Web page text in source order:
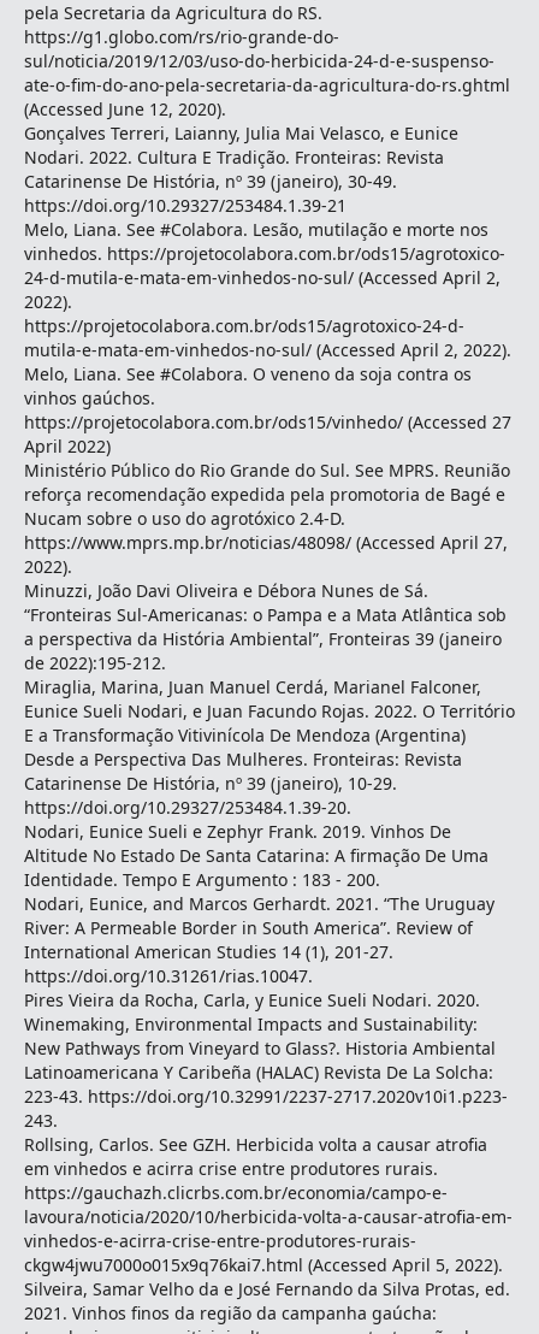
pela Secretaria da Agricultura do RS.
https://g1.globo.com/rs/rio-grande-do-
sul/noticia/2019/12/03/uso-do-herbicida-24-d-e-suspenso-
ate-o-fim-do-ano-pela-secretaria-da-agricultura-do-rs.ghtml
(Accessed June 12, 2020).
Gonçalves Terreri, Laianny, Julia Mai Velasco, e Eunice
Nodari. 2022. Cultura E Tradição. Fronteiras: Revista
Catarinense De História, nº 39 (janeiro), 30-49.
https://doi.org/10.29327/253484.1.39-21
Melo, Liana. See #Colabora. Lesão, mutilação e morte nos
vinhedos. https://projetocolabora.com.br/ods15/agrotoxico-
24-d-mutila-e-mata-em-vinhedos-no-sul/ (Accessed April 2,
2022).
https://projetocolabora.com.br/ods15/agrotoxico-24-d-
mutila-e-mata-em-vinhedos-no-sul/ (Accessed April 2, 2022).
Melo, Liana. See #Colabora. O veneno da soja contra os
vinhos gaúchos.
https://projetocolabora.com.br/ods15/vinhedo/ (Accessed 27
April 2022)
Ministério Público do Rio Grande do Sul. See MPRS. Reunião
reforça recomendação expedida pela promotoria de Bagé e
Nucam sobre o uso do agrotóxico 2.4-D.
https://www.mprs.mp.br/noticias/48098/ (Accessed April 27,
2022).
Minuzzi, João Davi Oliveira e Débora Nunes de Sá.
“Fronteiras Sul-Americanas: o Pampa e a Mata Atlântica sob
a perspectiva da História Ambiental”, Fronteiras 39 (janeiro
de 2022):195-212.
Miraglia, Marina, Juan Manuel Cerdá, Marianel Falconer,
Eunice Sueli Nodari, e Juan Facundo Rojas. 2022. O Território
E a Transformação Vitivinícola De Mendoza (Argentina)
Desde a Perspectiva Das Mulheres. Fronteiras: Revista
Catarinense De História, nº 39 (janeiro), 10-29.
https://doi.org/10.29327/253484.1.39-20.
Nodari, Eunice Sueli e Zephyr Frank. 2019. Vinhos De
Altitude No Estado De Santa Catarina: A firmação De Uma
Identidade. Tempo E Argumento : 183 - 200.
Nodari, Eunice, and Marcos Gerhardt. 2021. “The Uruguay
River: A Permeable Border in South America”. Review of
International American Studies 14 (1), 201-27.
https://doi.org/10.31261/rias.10047.
Pires Vieira da Rocha, Carla, y Eunice Sueli Nodari. 2020.
Winemaking, Environmental Impacts and Sustainability:
New Pathways from Vineyard to Glass?. Historia Ambiental
Latinoamericana Y Caribeña (HALAC) Revista De La Solcha:
223-43. https://doi.org/10.32991/2237-2717.2020v10i1.p223-
243.
Rollsing, Carlos. See GZH. Herbicida volta a causar atrofia
em vinhedos e acirra crise entre produtores rurais.
https://gauchazh.clicrbs.com.br/economia/campo-e-
lavoura/noticia/2020/10/herbicida-volta-a-causar-atrofia-em-
vinhedos-e-acirra-crise-entre-produtores-rurais-
ckgw4jwu7000o015x9q76kai7.html (Accessed April 5, 2022).
Silveira, Samar Velho da e José Fernando da Silva Protas, ed.
2021. Vinhos finos da região da campanha gaúcha: